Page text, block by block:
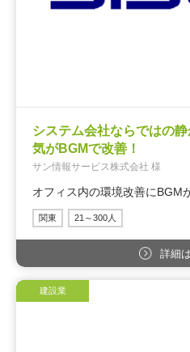
システム会社ならではの
気がBGMで改善！
サン情報サービス株式会社 様
オフィス内の環境改善にBGM
関東 21～300人
詳細
建設業